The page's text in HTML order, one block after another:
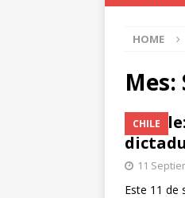
HOME
Mes:
CHILE
11
Este 11 de